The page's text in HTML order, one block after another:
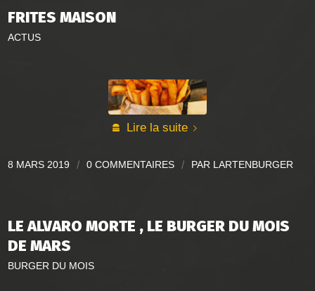
FRITES MAISON
ACTUS
Lire la suite
8 MARS 2019 / 0 COMMENTAIRES / PAR LARTENBURGER
LE ALVARO MORTE , LE BURGER DU MOIS
DE MARS
BURGER DU MOIS